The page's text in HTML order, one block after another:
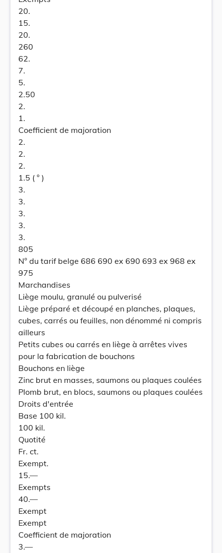
20.
15.
20.
260
62.
7.
5.
2.50
2.
1.
Coefficient de majoration
2.
2.
2.
1.5 ( ° )
3.
3.
3.
3.
3.
805
N° du tarif belge 686 690 ex 690 693 ex 968 ex
975
Marchandises
Liège moulu, granulé ou pulverisé
Liège préparé et découpé en planches, plaques,
cubes, carrés ou feuilles, non dénommé ni compris
ailleurs
Petits cubes ou carrés en liège à arrêtes vives
pour la fabrication de bouchons
Bouchons en liège
Zinc brut en masses, saumons ou plaques coulées
Plomb brut, en blocs, saumons ou plaques coulées
Droits d'entrée
Base 100 kil.
100 kil.
Quotité
Fr. ct.
Exempt.
15.—
Exempts
40.—
Exempt
Exempt
Coefficient de majoration
3.—